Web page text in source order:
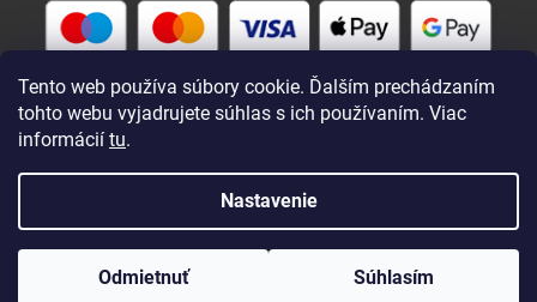
Tento web používa súbory cookie. Ďalším prechádzaním
tohto webu vyjadrujete súhlas s ich používaním. Viac
informácií tu.
Nastavenie
Odmietnuť Súhlasím
Rybárik eu - rybárske potreby
vyhradené.
Upraviť nastavenie cookies